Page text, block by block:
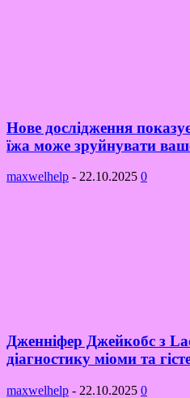
Нове дослідження
їжа може зруйнувати
maxwelhelp - 22.10.2025 0
Дженніфер Джейкобс з
діагностику міоми та
maxwelhelp - 22.10.2025 0